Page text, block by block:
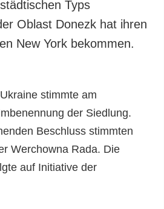
LEISTUNGEN
Abonnement
Typs
Oblast Donezk hat ihren
New York bekommen.
stimmte am
der Siedlung.
Beschluss stimmten
Werchowna Rada. Die
auf Initiative der